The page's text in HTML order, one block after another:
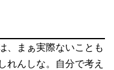
、まぁ実際ないことも
れんしな。自分で考え